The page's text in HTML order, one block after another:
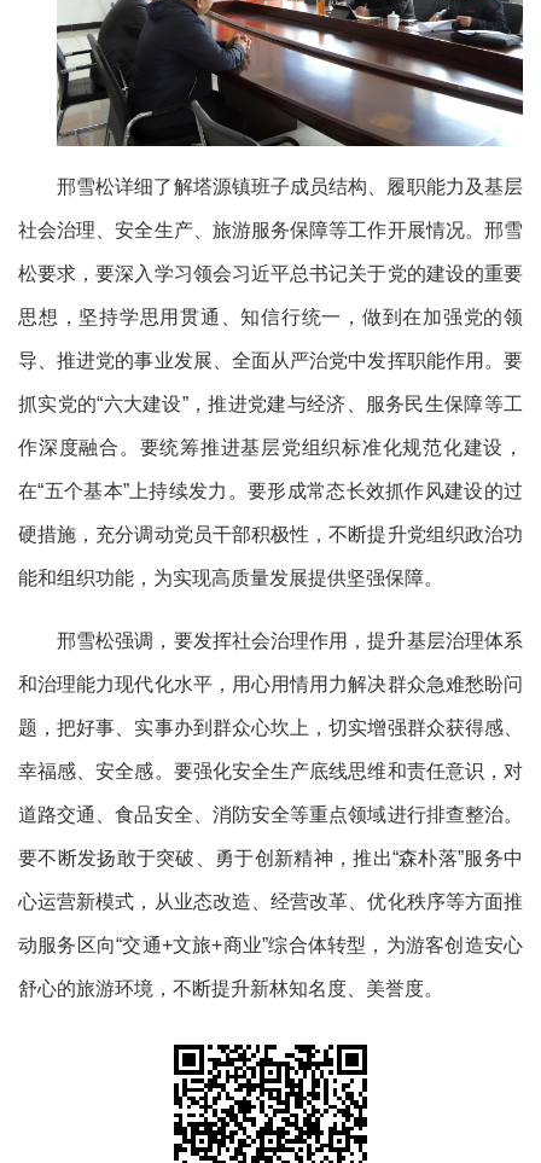
邢雪松详细了解塔源镇班子成员结构、履职能力及基层
社会治理、安全生产、旅游服务保障等工作开展情况。邢雪
松要求，要深入学习领会习近平总书记关于党的建设的重要
思想，坚持学思用贯通、知信行统一，做到在加强党的领
导、推进党的事业发展、全面从严治党中发挥职能作用。要
抓实党的“六大建设”，推进党建与经济、服务民生保障等工
作深度融合。要统筹推进基层党组织标准化规范化建设，
在“五个基本”上持续发力。要形成常态长效抓作风建设的过
硬措施， 充分调动党员干部积极性，不断提升党组织政治功
能和组织功能，为实现高质量发展提供坚强保障。
邢雪松强调，要发挥社会治理作用，提升基层治理体系
和治理能力现代化水平， 用心用情用力解决群众急难愁盼问
题，把好事、实事办到群众心坎上，切实增强群众获得感、
幸福感、安全感。 要强化安全生产底线思维和责任意识，对
道路交通、食品安全、消防安全等重点领域进行排查整治。
要不断发扬敢于突破、勇于创新精神，推出“森朴落”服务中
心运营新模式，从业态改造、经营改革、优化秩序等方面推
动服务区向“交通+文旅+商业”综合体转型， 为游客创造安心
舒心的旅游环境， 不断提升新林知名度、美誉度。